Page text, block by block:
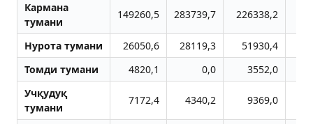
Кармана
тумани
149260,5 283739,7 226338,2
Нурота тумани 26050,6 28119,3 51930,4
Томди тумани
4820,1 0,0
3552,0
Учқудуқ
тумани
7172,4 4340,2 9369,0